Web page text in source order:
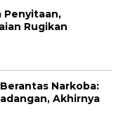
Penyitaan,
Rugikan
Narkoba:
Akhirnya